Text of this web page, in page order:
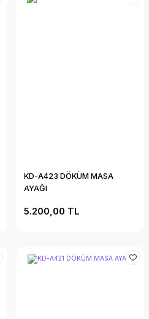
KD-A423 DÖKÜM MASA
AYAĞI
5.200,00 TL